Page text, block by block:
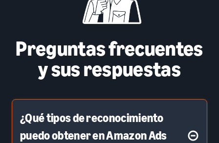
Preguntas frecuentes
y sus respuestas
¿Qué tipos de reconocimiento
puedo obtener en Amazon Ads